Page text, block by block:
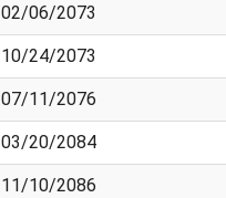
02/06/2073
10/24/2073
07/11/2076
03/20/2084
11/10/2086